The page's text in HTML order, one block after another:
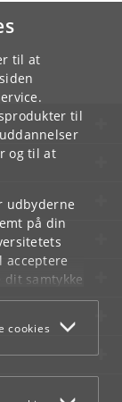
til at
til
og til at
udbyderne
på din
acceptere
samtykke
finder i
cookies